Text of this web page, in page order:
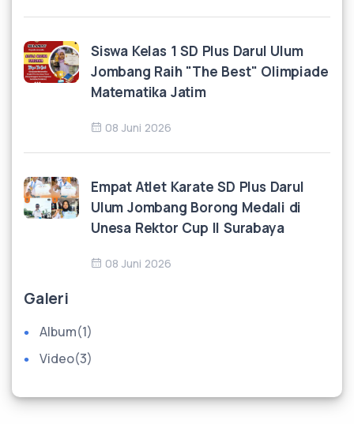
Siswa Kelas 1 SD Plus Darul Ulum
Jombang Raih "The Best" Olimpiade
Matematika Jatim
08 Juni 2026
Empat Atlet Karate SD Plus Darul
Ulum Jombang Borong Medali di
Unesa Rektor Cup II Surabaya
08 Juni 2026
Galeri
Album(1)
Video(3)